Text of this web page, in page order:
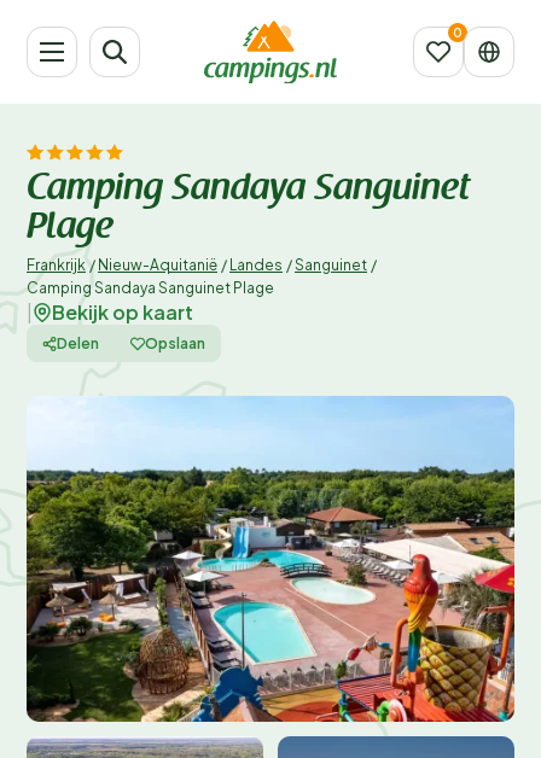
Camping Sandaya Sanguinet
Plage
Frankrijk / Nieuw-Aquitanië / Landes /Sanguinet /
Camping Sandaya Sanguinet Plage
Bekijk op kaart
Delen Opslaan